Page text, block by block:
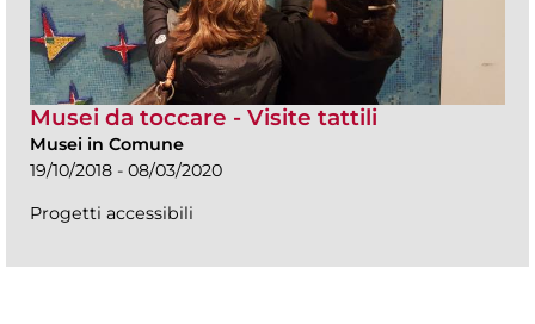
Musei da toccare - Visite tattili
Musei in Comune
19/10/2018 - 08/03/2020
Progetti accessibili